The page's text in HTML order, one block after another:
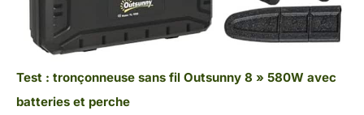
Test : tronçonneuse sans fil Outsunny 8 » 580W avec
batteries et perche